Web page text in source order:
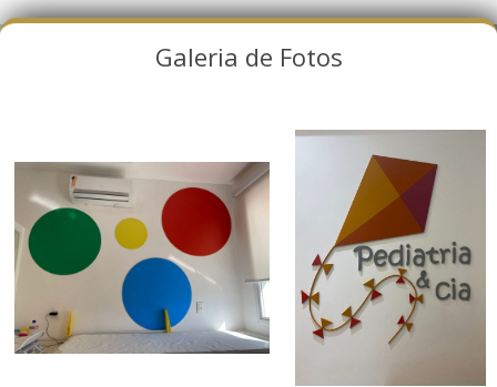
Galeria de Fotos